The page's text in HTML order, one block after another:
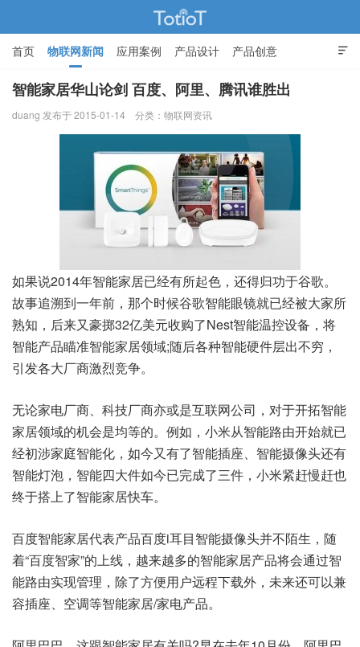
物联网的那些事 - Totiot

首页 物联网新闻 应用案例 产品设计 产品创意
智能家居
智能家居华山论剑 百度、阿里、腾讯谁胜出
duang 发布于 2015-01-14 分类： 物联网资讯
如果说2014年智能家居已经有所起色，还得归功于谷歌。
故事追溯到一年前，那个时候谷歌智能眼镜就已经被大家所
熟知，后来又豪掷32亿美元收购了Nest智能温控设备，将
智能产品瞄准智能家居领域;随后各种智能硬件层出不穷，
引发各大厂商激烈竞争。
无论家电厂商、科技厂商亦或是互联网公司，对于开拓智能
家居领域的机会是均等的。例如，小米从智能路由开始就已
经初涉家庭智能化，如今又有了智能插座、智能摄像头还有
智能灯泡，智能四大件如今已完成了三件，小米紧赶慢赶也
终于搭上了智能家居快车。
百度智能家居代表产品百度i耳目智能摄像头并不陌生，随
着“百度智家”的上线，越来越多的智能家居产品将会通过智
能路由实现管理，除了方便用户远程下载外，未来还可以兼
容插座、空调等智能家居/家电产品。